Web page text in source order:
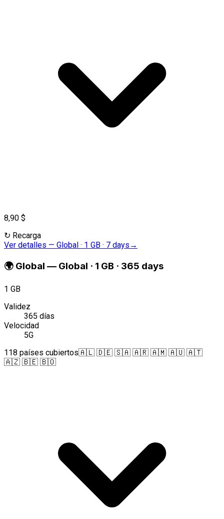
8,90 $
↻ Recarga
Ver detalles — Global · 1 GB · 7 days →
🌍 Global — Global · 1 GB · 365 days
1 GB
Validez
365 días
Velocidad
5G
118 países cubiertos🇦🇱 🇩🇪 🇸🇦 🇦🇷 🇦🇲 🇦🇺 🇦🇹
🇦🇿 🇧🇪 🇧🇴